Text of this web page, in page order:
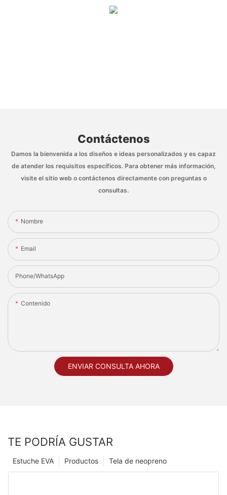
Contáctenos
Damos la bienvenida a los diseños e ideas personalizados y es capaz
de atender los requisitos específicos. Para obtener más información,
visite el sitio web o contáctenos directamente con preguntas o
consultas.
Nombre
Email
Phone/whatsApp
Contenido
ENVIAR CONSULTA AHORA
TE PODRÍA GUSTAR
Tela de neopreno
Productos
Estuche EVA